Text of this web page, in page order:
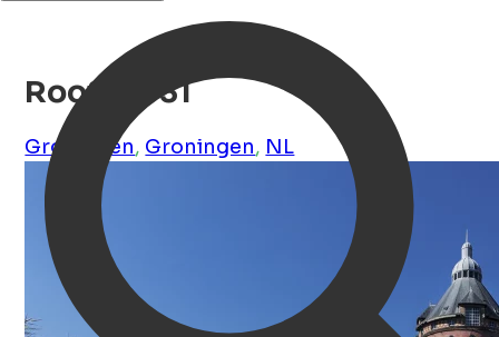
Rooftop 31
Groningen, Groningen, NL